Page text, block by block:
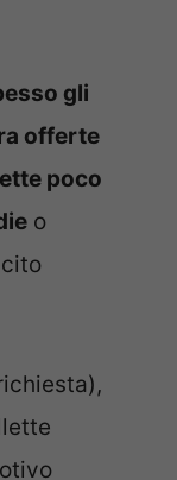
gli
offerte
poco
o